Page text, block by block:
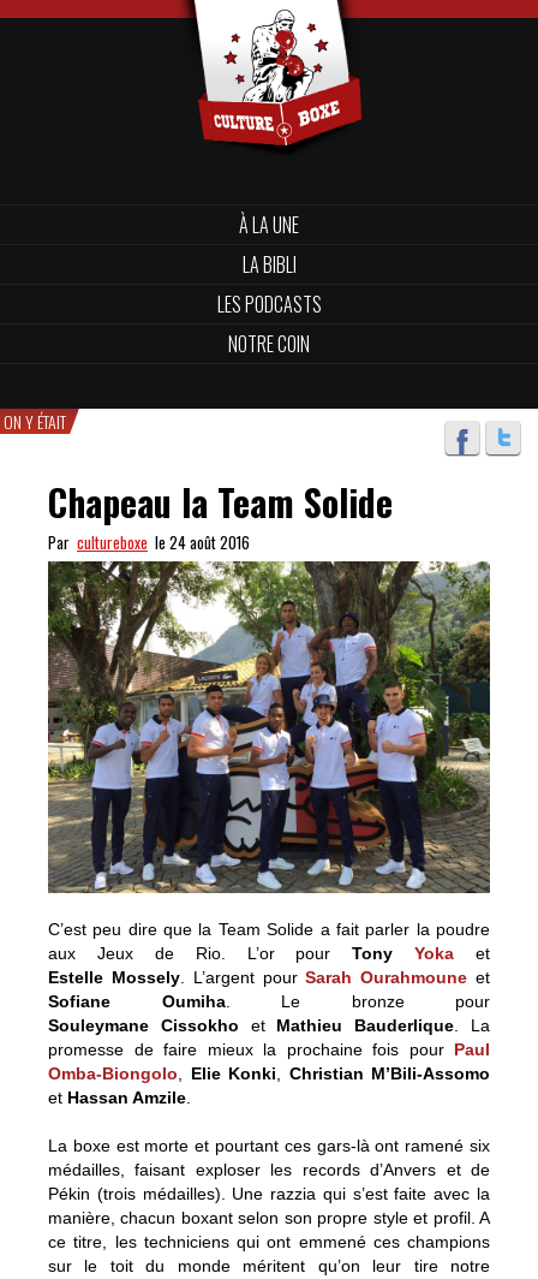
À LA UNE
LA BIBLI
LES PODCASTS
NOTRE COIN
ON Y ÉTAIT
Chapeau la Team Solide
Par cultureboxe le 24 août 2016
C’est peu dire que la Team Solide a fait parler la poudre
aux Jeux de Rio. L’or pourTony Yoka et
Estelle Mossely. L’argent pourSarah Ourahmoune et
Sofiane
Oumiha. Le bronze pour
Souleymane
Cissokho et Mathieu Bauderlique . La
promesse de faire mieux la prochaine fois pour Paul
Omba-Biongolo
Elie Konki
Christian M’Bili-Assomo
et Hassan Amzile
La boxe est morte et pourtant ces gars-là ont ramené six
médailles, faisant exploser les records d’Anvers et de
Pékin (trois médailles). Une razzia qui s’est faite avec la
manière, chacun boxant selon son propre style et profil. A
ce titre, les techniciens qui ont emmené ces champions
sur le toit du monde méritent qu’on leur tire notre